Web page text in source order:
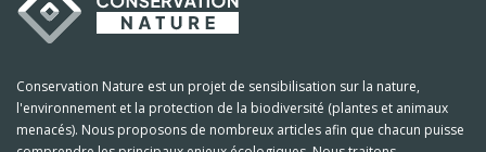
Conservation Nature est un projet de sensibilisation sur la nature,
l'environnement et la protection de la biodiversité (plantes et animaux
menacés). Nous proposons de nombreux articles afin que chacun puisse